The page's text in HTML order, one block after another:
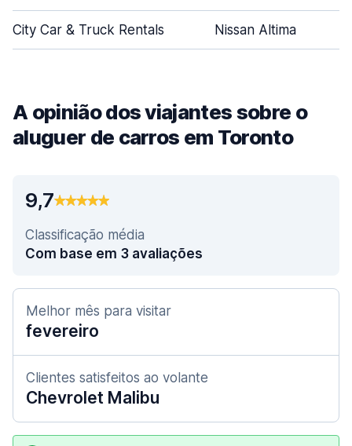
City Car & Truck Rentals Nissan Altima
A opinião dos viajantes sobre o
aluguer de carros em Toronto
9,7
Classificação média
Com base em 3 avaliações
Melhor mês para visitar
fevereiro
Clientes satisfeitos ao volante
Chevrolet Malibu